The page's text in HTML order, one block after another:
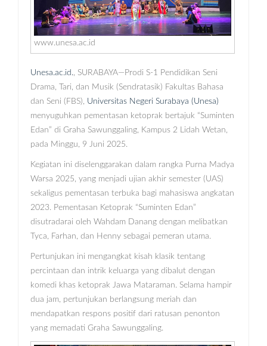
www.unesa.ac.id
Unesa.ac.id., SURABAYA—Prodi S-1 Pendidikan Seni
Drama, Tari, dan Musik (Sendratasik) Fakultas Bahasa
dan Seni (FBS), Universitas Negeri Surabaya (Unesa)
menyuguhkan pementasan ketoprak bertajuk “Suminten
Edan” di Graha Sawunggaling, Kampus 2 Lidah Wetan,
pada Minggu, 9 Juni 2025.
Kegiatan ini diselenggarakan dalam rangka Purna Madya
Warsa 2025, yang menjadi ujian akhir semester (UAS)
sekaligus pementasan terbuka bagi mahasiswa angkatan
2023. Pementasan Ketoprak “Suminten Edan”
disutradarai oleh Wahdam Danang dengan melibatkan
Tyca, Farhan, dan Henny sebagai pemeran utama.
Pertunjukan ini mengangkat kisah klasik tentang
percintaan dan intrik keluarga yang dibalut dengan
komedi khas ketoprak Jawa Mataraman. Selama hampir
dua jam, pertunjukan berlangsung meriah dan
mendapatkan respons positif dari ratusan penonton
yang memadati Graha Sawunggaling.